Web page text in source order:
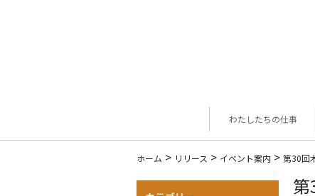
わたしたちの仕事
ホーム > リリース > イベント案内 > 第30回